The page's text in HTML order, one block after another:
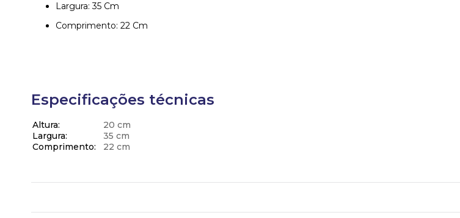
Largura: 35 Cm
Comprimento: 22 Cm
Especificações técnicas
Altura
20 cm
Largura
35 cm
Comprimento
22 cm